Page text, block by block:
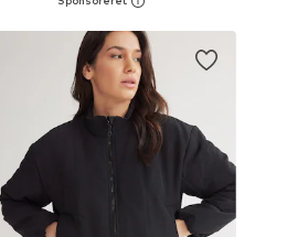
Føj til indkøbskurv